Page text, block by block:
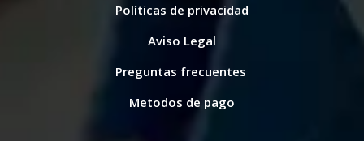
Políticas de privacidad
Aviso Legal
Preguntas frecuentes
Metodos de pago